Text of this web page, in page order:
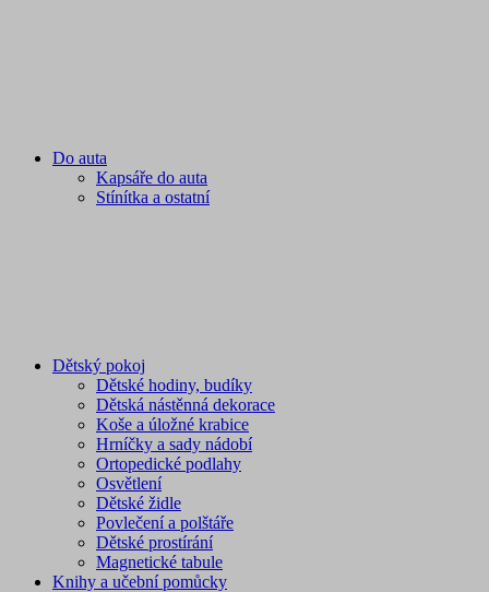
Do auta
Kapsáře do auta
Stínítka a ostatní
Dětský pokoj
Dětské hodiny, budíky
Dětská nástěnná dekorace
Koše a úložné krabice
Hrníčky a sady nádobí
Ortopedické podlahy
Osvětlení
Dětské židle
Povlečení a polštáře
Dětské prostírání
Magnetické tabule
Knihy a učební pomůcky